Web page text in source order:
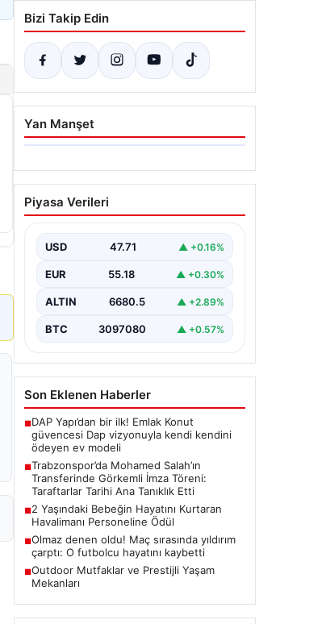
Bizi Takip Edin
Yan Manşet
06.08.2026
Trabzonspor’da Mohamed
Salah’ın Transferinde
Taraftarlar Tarihi Ana
Tanıklık Etti
yıldız isimlerinden Mohamed Salah’ı
yaşıyor. Yoğun ilgiyle karşılanan…
Piyasa Verileri
USD 47.71 ▲ +0.16%
EUR 55.18 ▲ +0.30%
ALTIN 6680.5 ▲ +2.89%
BTC 3097080 ▲ +0.57%
Son Eklenen Haberler
■DAP Yapı’dan bir ilk! Emlak Konut
güvencesi Dap vizyonuyla kendi kendini
ödeyen ev modeli
■Trabzonspor’da Mohamed Salah’ın
Transferinde Görkemli İmza Töreni:
Taraftarlar Tarihi Ana Tanıklık Etti
■2 Yaşındaki Bebeğin Hayatını Kurtaran
Havalimanı Personeline Ödül
■Olmaz denen oldu! Maç sırasında yıldırım
çarptı: O futbolcu hayatını kaybetti
■Outdoor Mutfaklar ve Prestijli Yaşam
Mekanları